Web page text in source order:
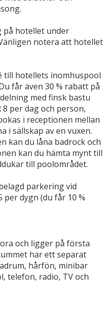
på hotellet under
notera att hotellet
till hotellets inomhuspool
får även 30 % rabatt på
med finsk bastu
per dag och person,
i receptionen mellan
i sällskap av en vuxen.
kan du låna badrock och
kan du hämta mynt till
till poolområdet.
parkering vid
per dygn (du får 10 %
och ligger på första
har ett separat
hårfön, minibar
telefon, radio, TV och